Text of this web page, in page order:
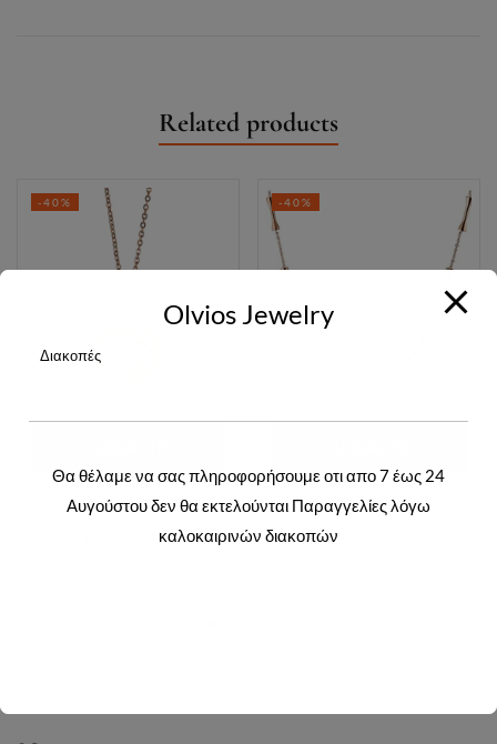
Related products
-40%
ΠΕΡΙΣΣΌΤΕΡΑ
Login to view prices
-40%
ΠΕΡΙΣΣΌΤΕΡΑ
Login to view prices
Y07077R
Olvios Jewelry
Διακοπές
Θα θέλαμε να σας πληροφορήσουμε οτι απο 7 έως 24
Αυγούστου δεν θα εκτελούνται Παραγγελίες λόγω
καλοκαιρινών διακοπών